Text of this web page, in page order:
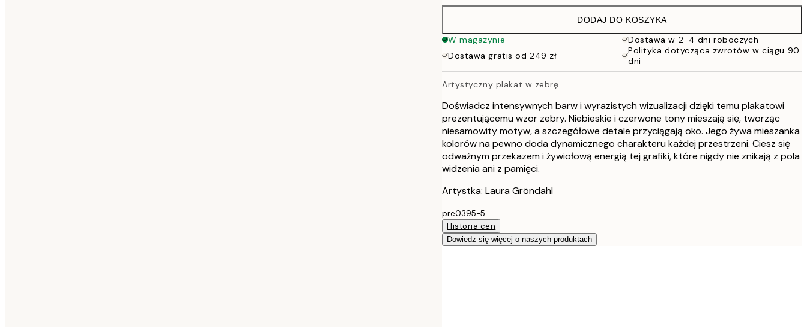
152 zł
DODAJ DO KOSZYKA
W magazynie
Dostawa w 2-4 dni roboczych
Dostawa gratis od 249 zł
Polityka dotycząca zwrotów w ciągu 90
dni
Artystyczny plakat w zebrę
Doświadcz intensywnych barw i wyrazistych wizualizacji dzięki temu plakatowi
prezentującemu wzor zebry. Niebieskie i czerwone tony mieszają się, tworząc
niesamowity motyw, a szczegółowe detale przyciągają oko. Jego żywa mieszanka
kolorów na pewno doda dynamicznego charakteru każdej przestrzeni. Ciesz się
odważnym przekazem i żywiołową energią tej grafiki, które nigdy nie znikają z pola
widzenia ani z pamięci.
Artystka: Laura Gröndahl
pre0395-5
Historia cen
Dowiedz się więcej o naszych produktach